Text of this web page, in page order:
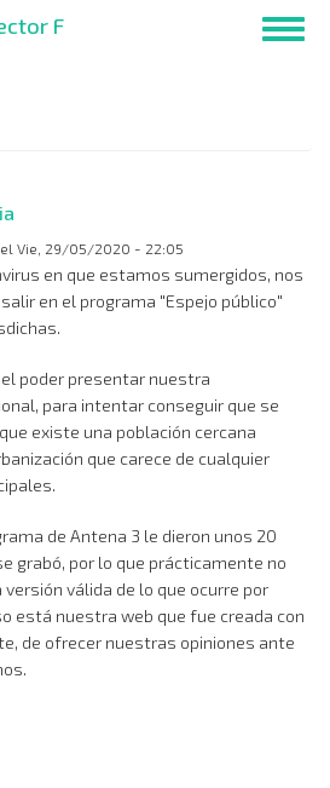
F
el Vie, 29/05/2020 - 22:05
en que estamos sumergidos, nos
en el programa "Espejo público"
poder presentar nuestra
para intentar conseguir que se
existe una población cercana
que carece de cualquier
de Antena 3 le dieron unos 20
grabó, por lo que prácticamente no
válida de lo que ocurre por
está nuestra web que fue creada con
de ofrecer nuestras opiniones ante